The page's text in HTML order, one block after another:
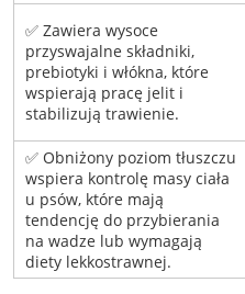
✅ Zawiera wysoce
przyswajalne składniki,
prebiotyki i włókna, które
wspierają pracę jelit i
stabilizują trawienie.
✅ Obniżony poziom tłuszczu
wspiera kontrolę masy ciała
u psów, które mają
tendencję do przybierania
na wadze lub wymagają
diety lekkostrawnej.